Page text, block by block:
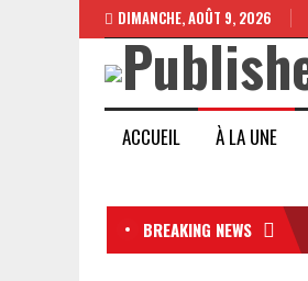
DIMANCHE, AOÛT 9, 2026
ACCUEIL À LA UNE
BREAKING NEWS